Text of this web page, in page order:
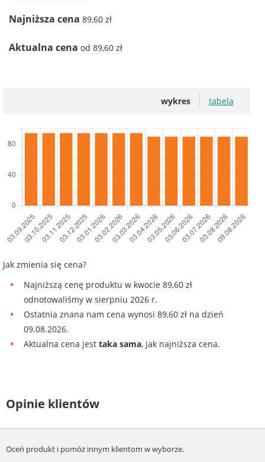
Najniższa cena 89,60 zł
Aktualna cena od 89,60 zł
wykres tabela
Jak zmienia się cena?
Najniższą cenę produktu w kwocie 89,60 zł
odnotowaliśmy w sierpniu 2026 r.
Ostatnia znana nam cena wynosi 89,60 zł na dzień
09.08.2026.
Aktualna cena jest taka sama, jak najniższa cena.
Opinie klientów
Oceń produkt i pomóż innym klientom w wyborze.